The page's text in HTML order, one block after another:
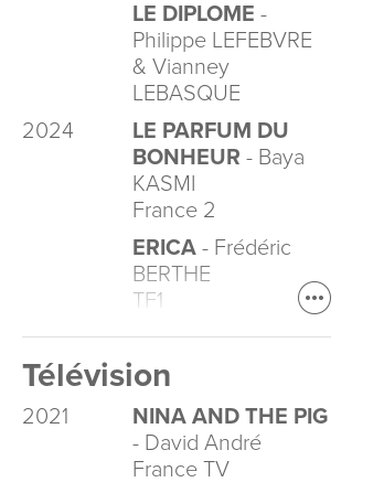
LE DIPLOME -
Philippe LEFEBVRE
& Vianney
LEBASQUE
2024
LE PARFUM DU
BONHEUR - Baya
KASMI
France 2
ERICA - Frédéric
BERTHE
TF1
Télévision
2021
NINA AND THE PIG
- David André
France TV